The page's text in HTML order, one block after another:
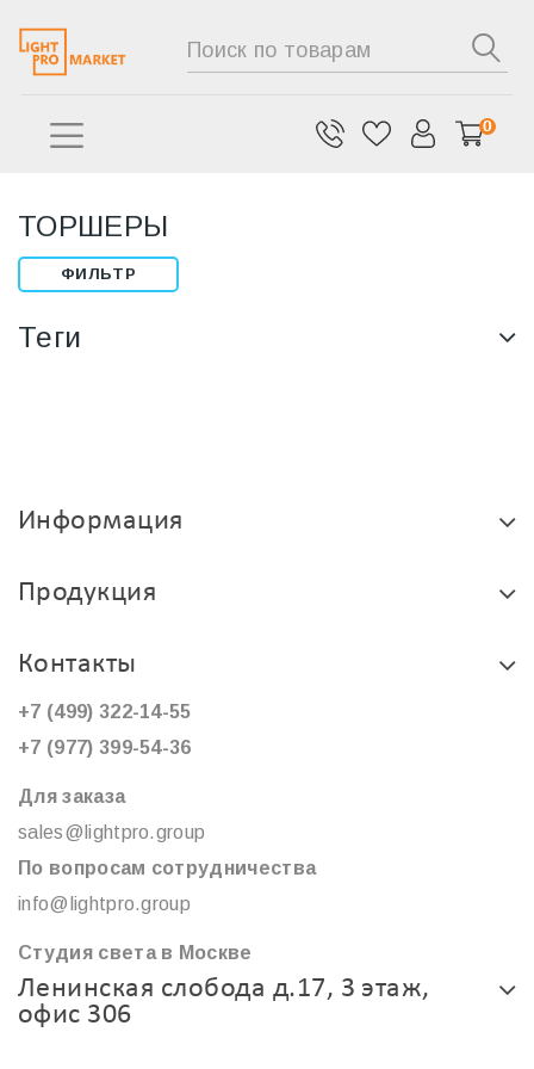
0
ТОРШЕРЫ
ФИЛЬТР
Теги
Информация
Продукция
Контакты
+7 (499) 322-14-55
+7 (977) 399-54-36
Для заказа
sales@lightpro.group
По вопросам сотрудничества
info@lightpro.group
Студия света в Москве
Ленинская слобода д.17, 3 этаж,
офис 306